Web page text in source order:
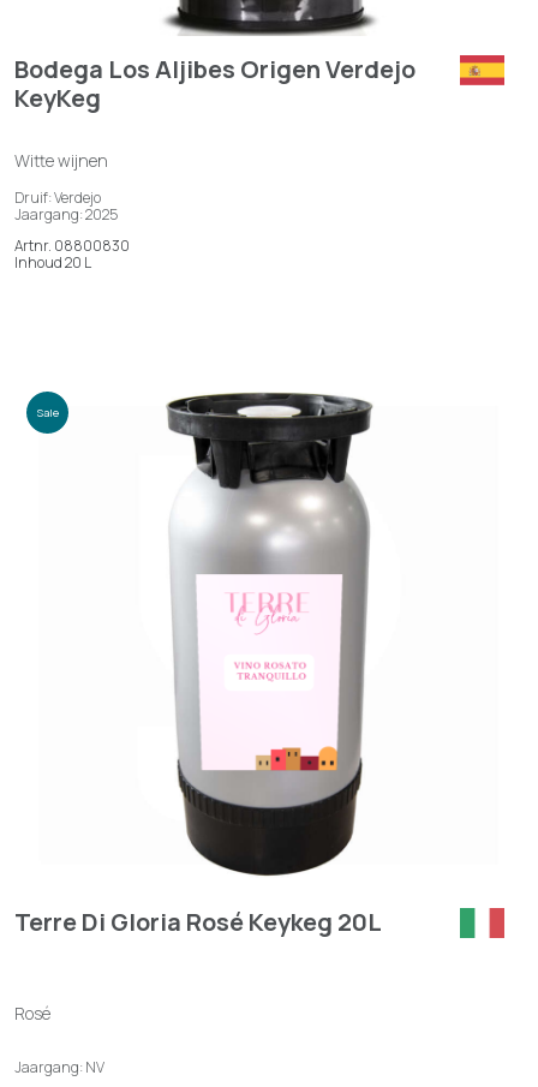
Bodega Los Aljibes Origen Verdejo
KeyKeg
Witte wijnen
Druif: Verdejo
Jaargang: 2025
Artnr. 08800830
Inhoud 20 L
Sale
Terre Di Gloria Rosé Keykeg 20L
Rosé
Jaargang: NV